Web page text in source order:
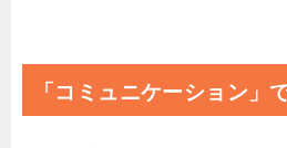
「コミュニケーション」